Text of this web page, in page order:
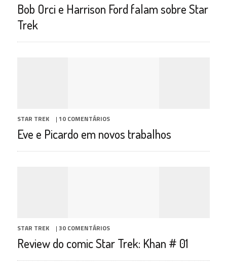
Bob Orci e Harrison Ford falam sobre Star
Trek
STAR TREK | 10 COMENTÁRIOS
Eve e Picardo em novos trabalhos
STAR TREK | 30 COMENTÁRIOS
Review do comic Star Trek: Khan # 01